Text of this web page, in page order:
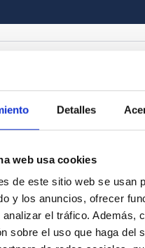
Detalles
web usa cookies
de este sitio web se usan
y los anuncios, ofrecer
el tráfico. Además,
sobre el uso que haga del
e interestelar (FEEI)
Técnicas
interesar
Field Alignment with